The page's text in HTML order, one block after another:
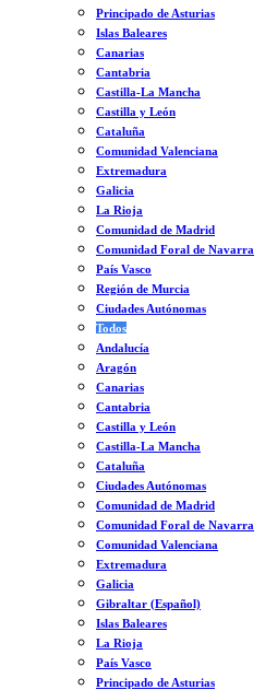
Principado de Asturias
Islas Baleares
Canarias
Cantabria
Castilla-La Mancha
Castilla y León
Cataluña
Comunidad Valenciana
Extremadura
Galicia
La Rioja
Comunidad de Madrid
Comunidad Foral de Navarra
País Vasco
Región de Murcia
Ciudades Autónomas
Todos
Andalucía
Aragón
Canarias
Cantabria
Castilla y León
Castilla-La Mancha
Cataluña
Ciudades Autónomas
Comunidad de Madrid
Comunidad Foral de Navarra
Comunidad Valenciana
Extremadura
Galicia
Gibraltar (Español)
Islas Baleares
La Rioja
País Vasco
Principado de Asturias